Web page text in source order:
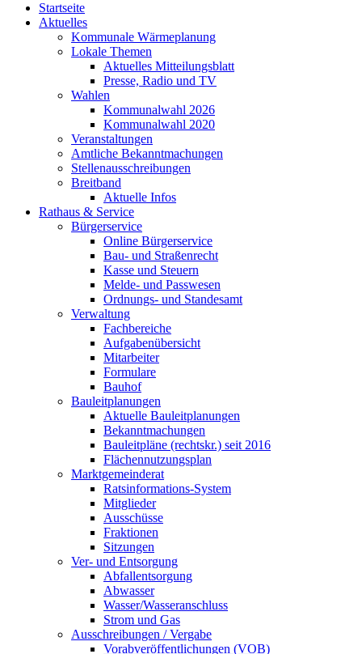
Startseite
Aktuelles
Kommunale Wärmeplanung
Lokale Themen
Aktuelles Mitteilungsblatt
Presse, Radio und TV
Wahlen
Kommunalwahl 2026
Kommunalwahl 2020
Veranstaltungen
Amtliche Bekanntmachungen
Stellenausschreibungen
Breitband
Aktuelle Infos
Rathaus & Service
Bürgerservice
Online Bürgerservice
Bau- und Straßenrecht
Kasse und Steuern
Melde- und Passwesen
Ordnungs- und Standesamt
Verwaltung
Fachbereiche
Aufgabenübersicht
Mitarbeiter
Formulare
Bauhof
Bauleitplanungen
Aktuelle Bauleitplanungen
Bekanntmachungen
Bauleitpläne (rechtskr.) seit 2016
Flächennutzungsplan
Marktgemeinderat
Ratsinformations-System
Mitglieder
Ausschüsse
Fraktionen
Sitzungen
Ver- und Entsorgung
Abfallentsorgung
Abwasser
Wasser/Wasseranschluss
Strom und Gas
Ausschreibungen / Vergabe
Vorabveröffentlichungen (VOB)